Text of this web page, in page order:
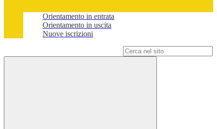
Orientamento in entrata
Orientamento in uscita
Nuove iscrizioni